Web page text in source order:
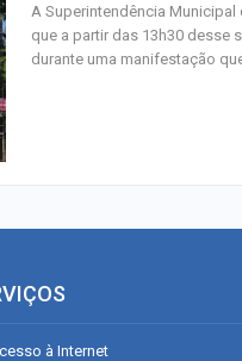
A Superintendência
que a partir das 13h30 desse
durante uma manifestação
à Internet